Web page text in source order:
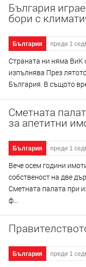
България
бори с
България преди 1
Страната ни няма ВиК
изпълнява През
България. В същото
Сметната
за апетитни
България преди 1
Вече осем години
собственост на две
Сметната палата при
ф...
България преди 1